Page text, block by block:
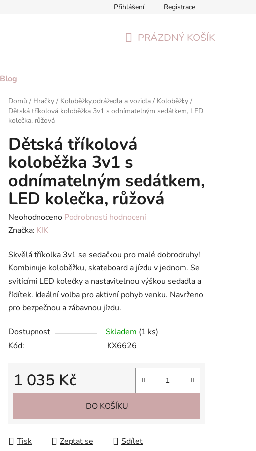
Formulář pro odstoupení od smlouvy Reklamační formulář
Přihlášení Registrace
PRÁZDNÝ KOŠÍK
Blog
Domů / Hračky / Koloběžky,odrážedla a vozidla / Koloběžky /
Dětská tříkolová koloběžka 3v1 s odnímatelným sedátkem, LED
kolečka, růžová
Dětská tříkolová
koloběžka 3v1 s
odnímatelným sedátkem,
LED kolečka, růžová
Průměrné
hodnocení
je
0,0
z
5
hvězdiček.
Neohodnoceno Podrobnosti hodnocení
Značka: KIK
Skvělá tříkolka 3v1 se sedačkou pro malé dobrodruhy!
Kombinuje koloběžku, skateboard a jízdu v jednom. Se
svítícími LED kolečky a nastavitelnou výškou sedadla a
řídítek. Ideální volba pro aktivní pohyb venku. Navrženo
pro bezpečnou a zábavnou jízdu.
Dostupnost Skladem (1 ks)
Kód:
KX6626
1 035 Kč
Měrná cena:
DO KOŠÍKU
Tisk Zeptat se Sdílet